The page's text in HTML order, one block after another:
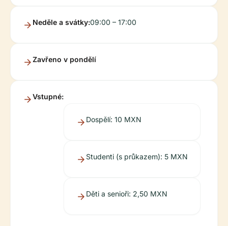
Neděle a svátky:09:00 – 17:00
Zavřeno v pondělí
Vstupné:
Dospělí: 10 MXN
Studenti (s průkazem): 5 MXN
Děti a senioři: 2,50 MXN